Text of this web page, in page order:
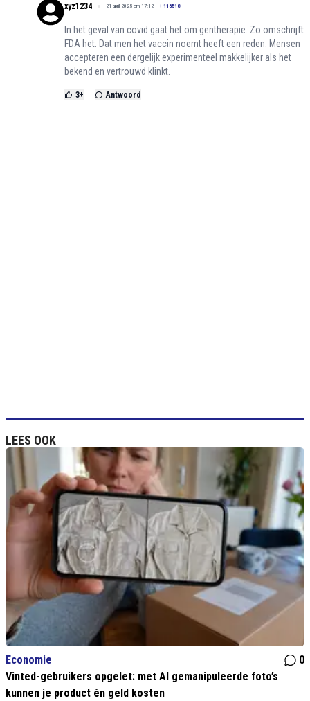
xyz1234 21 april 2025 om 17:12 + 116518
In het geval van covid gaat het om gentherapie. Zo omschrijft
FDA het. Dat men het vaccin noemt heeft een reden. Mensen
accepteren een dergelijk experimenteel makkelijker als het
bekend en vertrouwd klinkt.
3+ Antwoord
LEES OOK
Economie
0
Vinted-gebruikers opgelet: met AI gemanipuleerde foto’s
kunnen je product én geld kosten